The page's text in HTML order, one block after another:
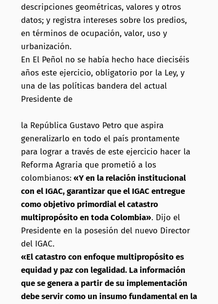
descripciones geométricas, valores y otros
datos; y registra intereses sobre los predios,
en términos de ocupación, valor, uso y
urbanización.
En El Peñol no se había hecho hace dieciséis
años este ejercicio, obligatorio por la Ley, y
una de las políticas bandera del actual
Presidente de
la República Gustavo Petro que aspira
generalizarlo en todo el país prontamente
para lograr a través de este ejercicio hacer la
Reforma Agraria que prometió a los
colombianos:«Y en la relación institucional
con el IGAC, garantizar que el IGAC entregue
como objetivo primordial el catastro
multipropósito en toda Colombia». Dijo el
Presidente en la posesión del nuevo Director
del IGAC.
«El catastro con enfoque multipropósito es
equidad y paz con legalidad. La información
que se genera a partir de su implementación
debe servir como un insumo fundamental en la